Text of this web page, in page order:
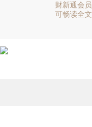
财新通会员
可畅读全文